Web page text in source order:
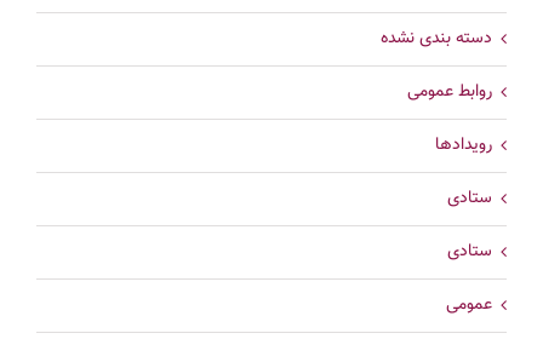
دسته بندی نشده
روابط عمومی
رویدادها
ستادی
ستادی
عمومی